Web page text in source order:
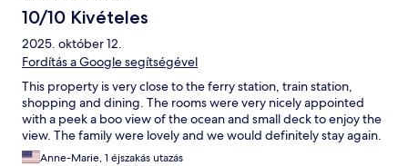
10/10 Kivételes
2025. október 12.
Fordítás a Google segítségével
This property is very close to the ferry station, train station,
shopping and dining. The rooms were very nicely appointed
with a peek a boo view of the ocean and small deck to enjoy the
view. The family were lovely and we would definitely stay again.
Anne-Marie, 1 éjszakás utazás